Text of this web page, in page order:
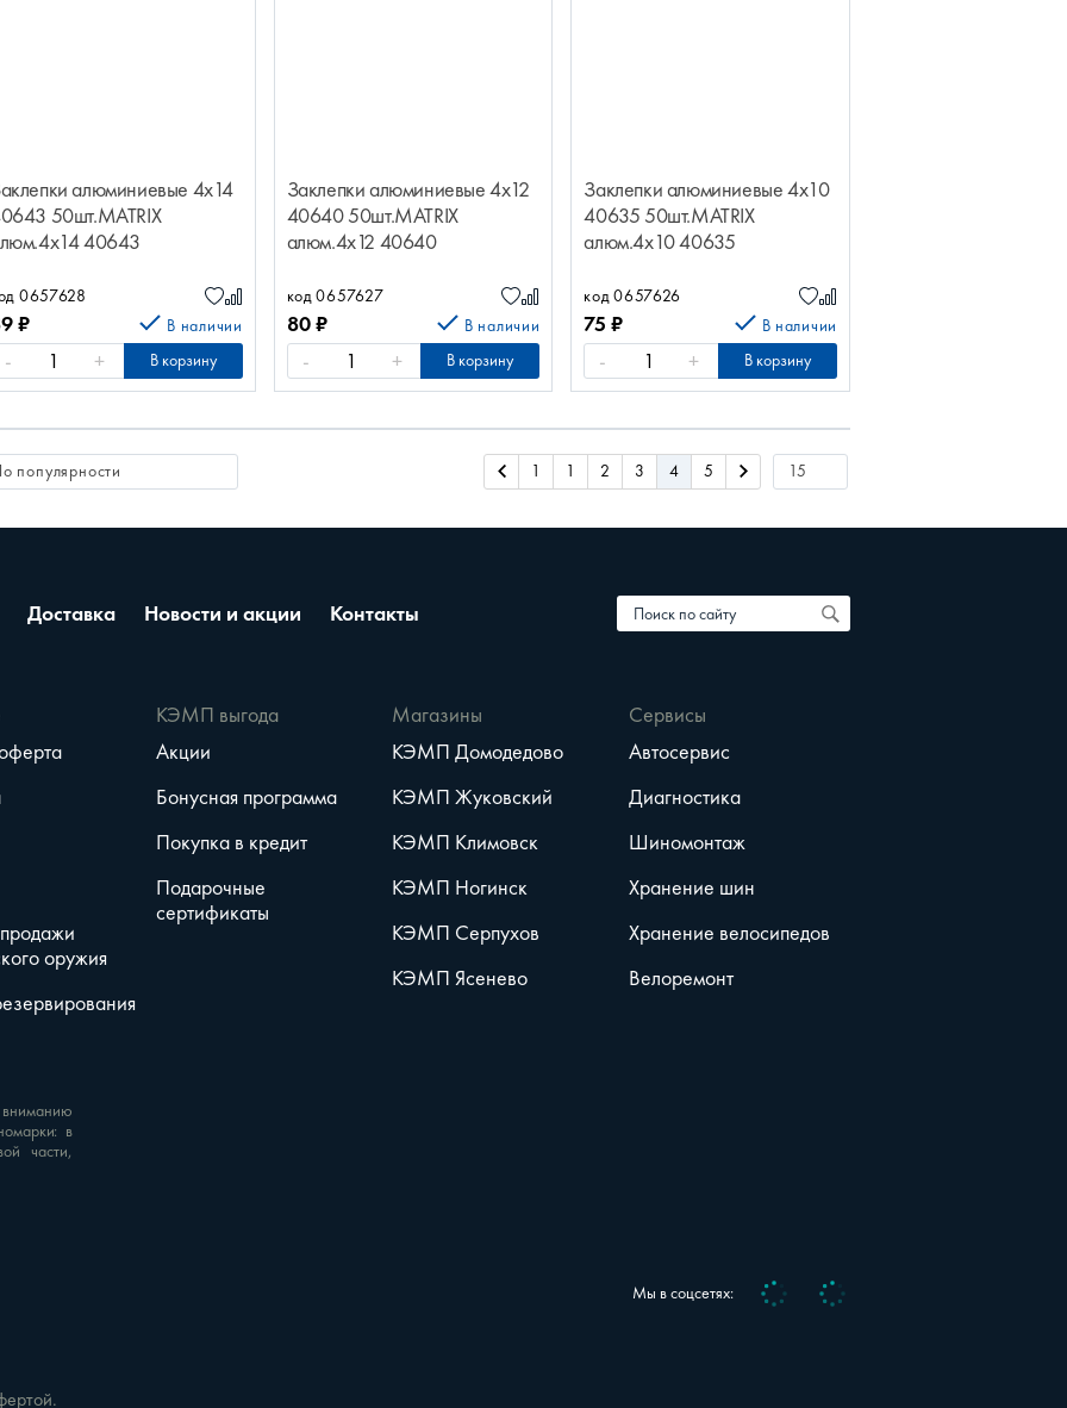
алюминиевые 4х14
50шт.MATRIX
40643
0657628
₽ В наличии
- + В корзину
Заклепки алюминиевые 4х12
40640 50шт.MATRIX
алюм.4х12 40640
код 0657627
80₽ В наличии
- + В корзину
Заклепки алюминиевые 4х10
40635 50шт.MATRIX
алюм.4х10 40635
код 0657626
75₽ В наличии
- + В корзину
1 1 2 3 4 5
Доставка Новости и акции Контакты
оружия
КЭМП выгода
Акции
Бонусная программа
Покупка в кредит
Подарочные
сертификаты
Магазины
КЭМП Домодедово
КЭМП Жуковский
КЭМП Климовск
КЭМП Ногинск
КЭМП Серпухов
КЭМП Ясенево
Сервисы
Автосервис
Диагностика
Шиномонтаж
Хранение шин
Хранение велосипедов
Велоремонт
в
части,
Мы в соцсетях: Vk Telegram